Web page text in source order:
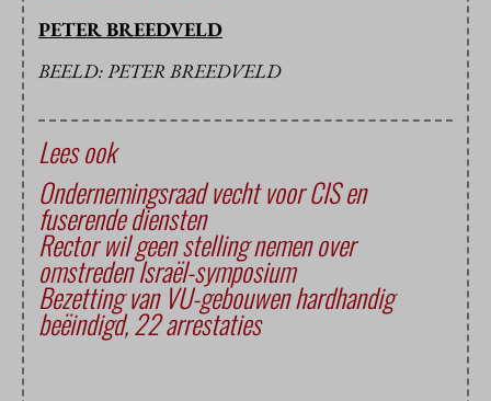
PETER BREEDVELD
BEELD: PETER BREEDVELD
Lees ook
Ondernemingsraad vecht voor CIS en
fuserende diensten
Rector wil geen stelling nemen over
omstreden Israël-symposium
Bezetting van VU-gebouwen hardhandig
beëindigd, 22 arrestaties